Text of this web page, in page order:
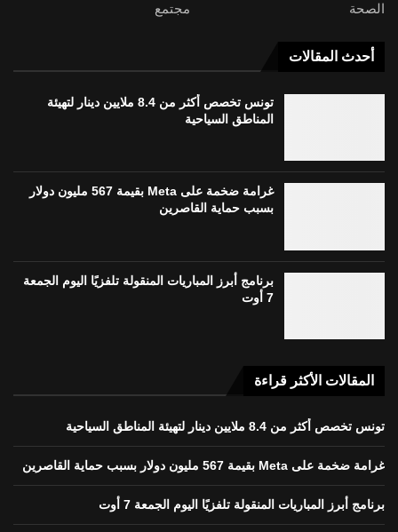
الصحة
مجتمع
أحدث المقالات
تونس تخصص أكثر من 8.4 ملايين دينار لتهيئة
المناطق السياحية
غرامة ضخمة على Meta بقيمة 567 مليون دولار
بسبب حماية القاصرين
برنامج أبرز المباريات المنقولة تلفزيًا اليوم الجمعة
7 أوت
المقالات الأكثر قراءة
تونس تخصص أكثر من 8.4 ملايين دينار لتهيئة المناطق السياحية
غرامة ضخمة على Meta بقيمة 567 مليون دولار بسبب حماية القاصرين
برنامج أبرز المباريات المنقولة تلفزيًا اليوم الجمعة 7 أوت